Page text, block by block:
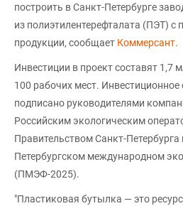
построить в Санкт-Петербурге
из полиэтилентерефталата (ПЭТ) с
продукции, сообщает Коммерсант.
Инвестиции в проект составят 1,7
100 рабочих мест.
подписано руководителями
Российским экологическим
Правительством Санкт-
Петербургском международном
(ПМЭФ-2025).
"Пластиковая бутылка — это